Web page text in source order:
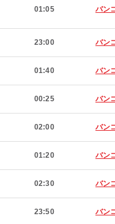
01:05 バン
23:00 バン
01:40 バン
00:25 バン
02:00 バン
01:20 バン
02:30 バン
23:50 バン